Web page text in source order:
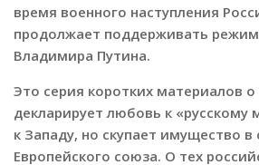
время военного наступления
продолжает поддерживать
Владимира Путина.
Это серия коротких материалов о
декларирует любовь к «русскому
к Западу, но скупает имущество в
Европейского союза. О тех